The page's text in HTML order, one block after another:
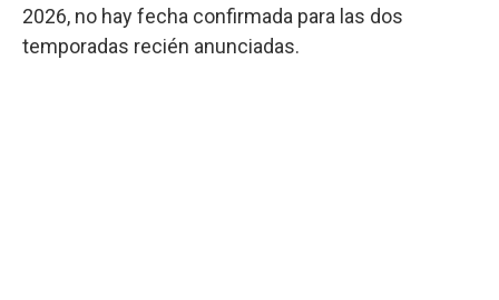
2026, no hay fecha confirmada para las dos
temporadas recién anunciadas.